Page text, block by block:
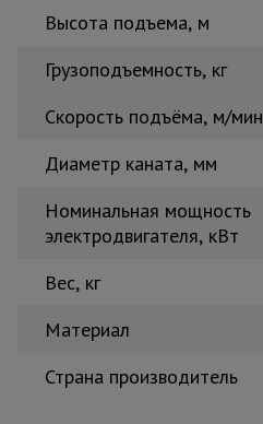
Высота подъема, м
Грузоподъемность, кг
Скорость подъёма, м/мин
Диаметр каната, мм
Номинальная мощность
электродвигателя, кВт
Вес, кг
Материал
Страна производитель